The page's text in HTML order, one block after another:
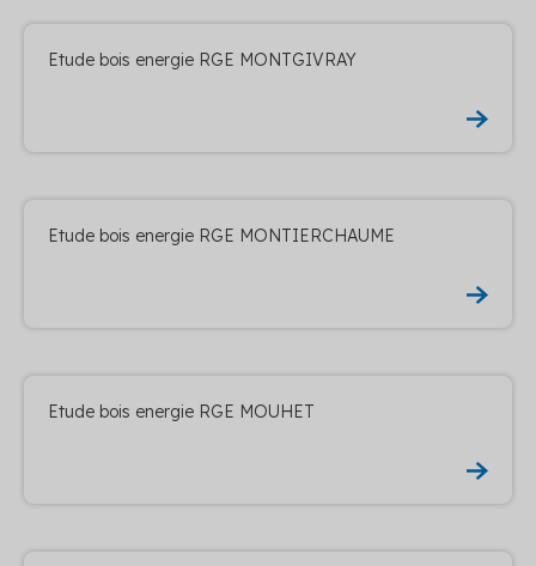
Etude bois energie RGE MONTGIVRAY
Etude bois energie RGE MONTIERCHAUME
Etude bois energie RGE MOUHET